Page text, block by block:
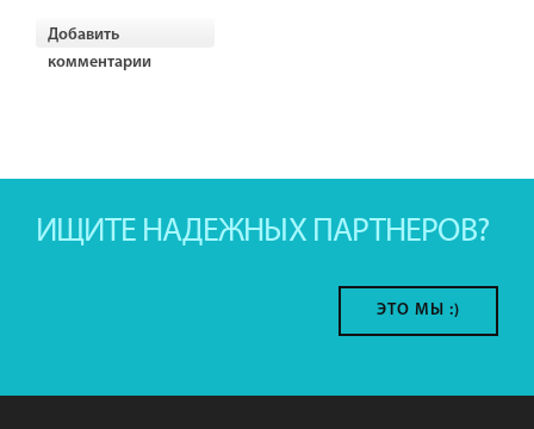
Добавить
комментарии
ИЩИТЕ НАДЕЖНЫХ ПАРТНЕРОВ?
ЭТО МЫ :)